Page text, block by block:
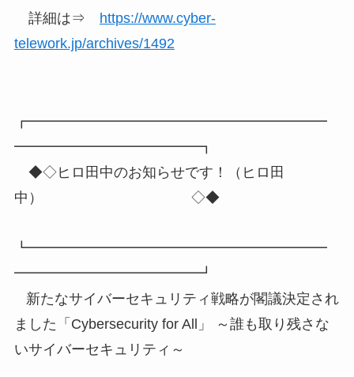
詳細は⇒ https://www.cyber-
telework.jp/archives/1492
┏━━━━━━━━━━━━━━━━━━━━━
━━━━━━━━━━━━━┓
◆◇ヒロ田中のお知らせです！（ヒロ田
中） ◇◆
┗━━━━━━━━━━━━━━━━━━━━━
━━━━━━━━━━━━━┛
新たなサイバーセキュリティ戦略が閣議決定され
ました「Cybersecurity for All」 ～誰も取り残さな
いサイバーセキュリティ～